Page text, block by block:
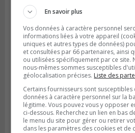
LA PRAIRIE
Publié le 4 août 2026 à 15h50
Le mur du rempart de La
sa jeunesse
En savoir plus
Vos données à caractère personnel
informations liées à votre appareil
uniques et autres types de données)
et consultées par 66 partenaires, ainsi
ou utilisées spécifiquement par ce site.
nous-mêmes sommes susceptibles
géolocalisation précises. Liste des
Certains fournisseurs sont
données à caractère personnel sur la
légitime. Vous pouvez vous y opposer
ci-dessous. Recherchez un lien en bas
le menu du site pour gérer ou retirer
dans les paramètres des cookies et de